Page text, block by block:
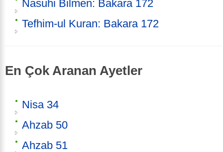
Nasuhi Bilmen: Bakara 172
Tefhim-ul Kuran: Bakara 172
En Çok Aranan Ayetler
Nisa 34
Ahzab 50
Ahzab 51